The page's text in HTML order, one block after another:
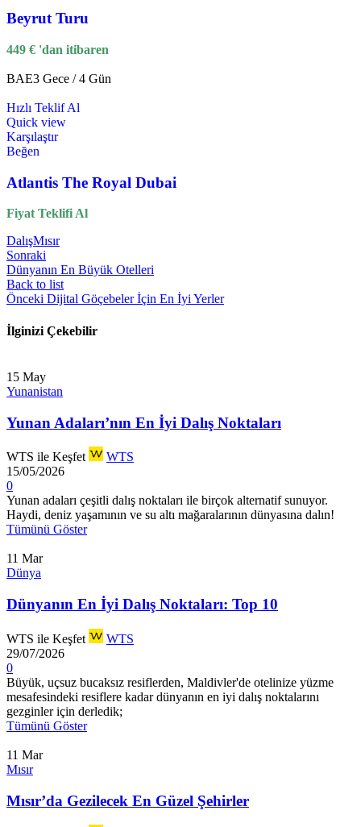
Beyrut Turu
449 € 'dan itibaren
BAE3 Gece / 4 Gün
Hızlı Teklif Al
Quick view
Karşılaştır
Beğen
Atlantis The Royal Dubai
Fiyat Teklifi Al
DalışMısır
Sonraki
Dünyanın En Büyük Otelleri
Back to list
Önceki Dijital Göçebeler İçin En İyi Yerler
İlginizi Çekebilir
15 May
Yunanistan
Yunan Adaları’nın En İyi Dalış Noktaları
WTS ile Keşfet
WTS
15/05/2026
0
Yunan adaları çeşitli dalış noktaları ile birçok alternatif sunuyor.
Haydi, deniz yaşamının ve su altı mağaralarının dünyasına dalın!
Tümünü Göster
11 Mar
Dünya
Dünyanın En İyi Dalış Noktaları: Top 10
WTS ile Keşfet
WTS
29/07/2026
0
Büyük, uçsuz bucaksız resiflerden, Maldivler'de otelinize yüzme
mesafesindeki resiflere kadar dünyanın en iyi dalış noktalarını
gezginler için derledik;
Tümünü Göster
11 Mar
Mısır
Mısır’da Gezilecek En Güzel Şehirler